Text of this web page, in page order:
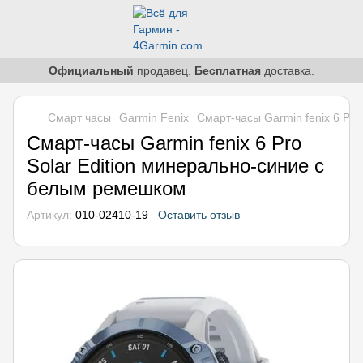
Официальный продавец. Бесплатная доставка.
Смарт часы Garmin Fenix Смарт-часы Garmin fenix 6
Смарт-часы Garmin fenix 6 Pro
Solar Edition минерально-синие с
белым ремешком
Артикул: 010-02410-19 Оставить отзыв